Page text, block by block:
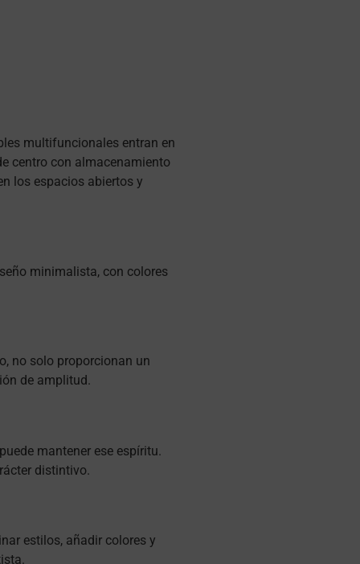
multifuncionales entran en
centro con almacenamiento
los espacios abiertos y
minimalista, con colores
no solo proporcionan un
de amplitud.
mantener ese espíritu.
distintivo.
estilos, añadir colores y